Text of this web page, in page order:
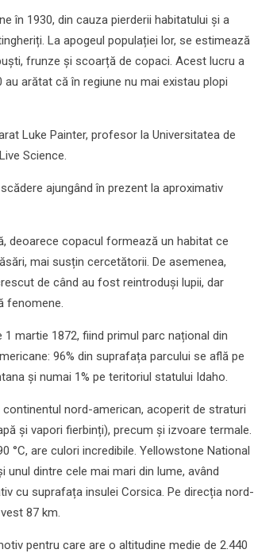
în 1930, din cauza pierderii habitatului și a
La apogeul populației lor, se estimează
frunze și scoarță de copaci. Acest lucru a
arătat că în regiune nu mai existau plopi
Luke Painter, profesor la Universitatea de
Science.
ajungând în prezent la aproximativ
deoarece copacul formează un habitat ce
mai susțin cercetătorii. De asemenea,
de când au fost reintroduși lupii, dar
fenomene.
martie 1872, fiind primul parc național din
96% din suprafața parcului se află pe
și numai 1% pe teritoriul statului Idaho.
nord-american, acoperit de straturi
și vapori fierbinți), precum și izvoare termale.
°C, are culori incredibile. Yellowstone National
dintre cele mai mari din lume, având
cu suprafața insulei Corsica. Pe direcția nord-
87 km.
pentru care are o altitudine medie de 2.440